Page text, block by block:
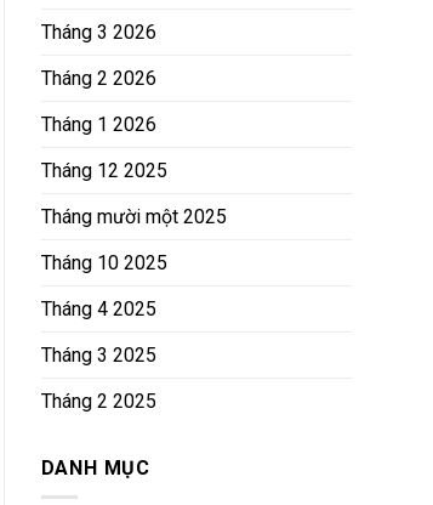
Tháng 3 2026
Tháng 2 2026
Tháng 1 2026
Tháng 12 2025
Tháng mười một 2025
Tháng 10 2025
Tháng 4 2025
Tháng 3 2025
Tháng 2 2025
DANH MỤC